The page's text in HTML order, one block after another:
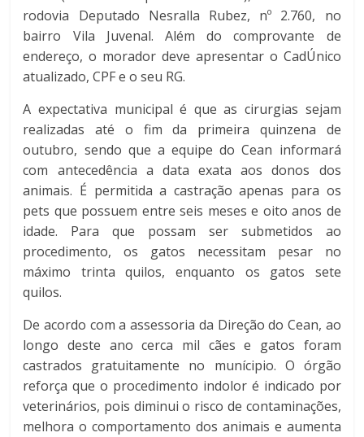
rodovia Deputado Nesralla Rubez, nº 2.760, no
bairro Vila Juvenal. Além do comprovante de
endereço, o morador deve apresentar o CadÚnico
atualizado, CPF e o seu RG.
A expectativa municipal é que as cirurgias sejam
realizadas até o fim da primeira quinzena de
outubro, sendo que a equipe do Cean informará
com antecedência a data exata aos donos dos
animais. É permitida a castração apenas para os
pets que possuem entre seis meses e oito anos de
idade. Para que possam ser submetidos ao
procedimento, os gatos necessitam pesar no
máximo trinta quilos, enquanto os gatos sete
quilos.
De acordo com a assessoria da Direção do Cean, ao
longo deste ano cerca mil cães e gatos foram
castrados gratuitamente no munícipio. O órgão
reforça que o procedimento indolor é indicado por
veterinários, pois diminui o risco de contaminações,
melhora o comportamento dos animais e aumenta